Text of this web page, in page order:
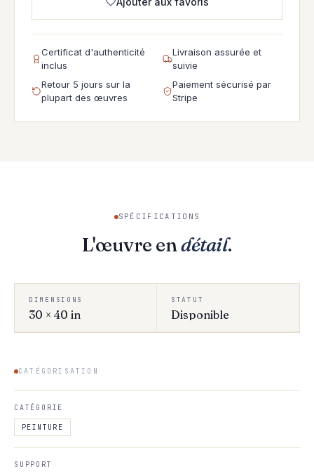
Certificat d'authenticité
inclus
Livraison assurée et
suivie
Retour 5 jours sur la
plupart des œuvres
Paiement sécurisé par
Stripe
SPÉCIFICATIONS
L'œuvre endétail.
DIMENSIONS
30 × 40 in
STATUT
Disponible
CATÉGORISATION
CATÉGORIE
PEINTURE
SUPPORT